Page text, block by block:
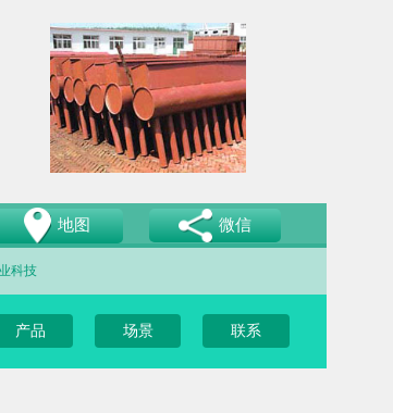
地图 微信
科技
产品 场景 联系